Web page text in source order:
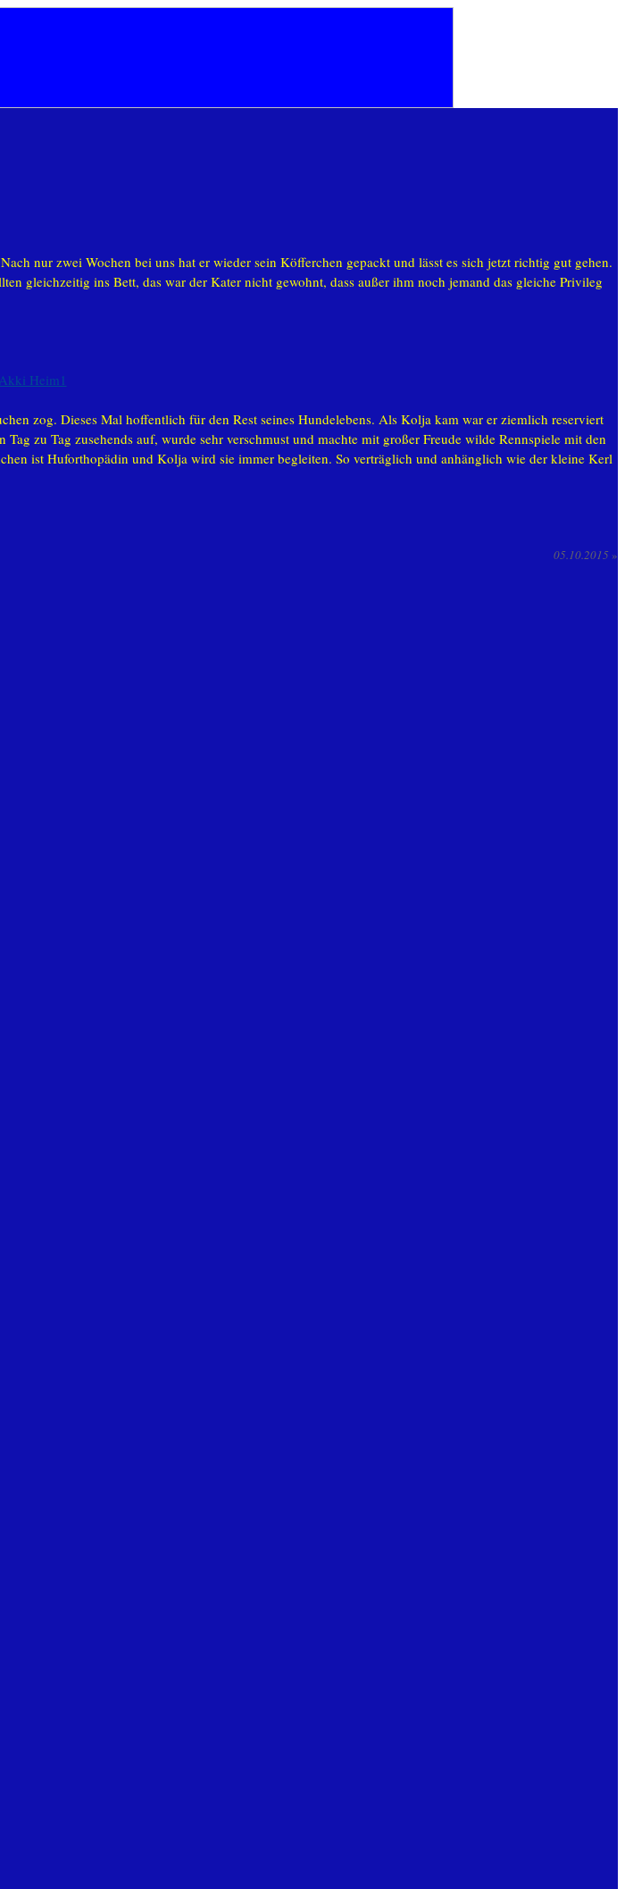
nur zwei Wochen bei uns hat er wieder sein Köfferchen gepackt und lässt es sich jetzt richtig gut gehen.
gleichzeitig ins Bett, das war der Kater nicht gewohnt, dass außer ihm noch jemand das gleiche Privileg
zog. Dieses Mal hoffentlich für den Rest seines Hundelebens. Als Kolja kam war er ziemlich reserviert
zu Tag zusehends auf, wurde sehr verschmust und machte mit großer Freude wilde Rennspiele mit den
ist Huforthopädin und Kolja wird sie immer begleiten. So verträglich und anhänglich wie der kleine Kerl
05.10.2015 »